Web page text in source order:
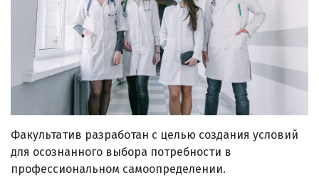
Факультатив разработан с целью создания условий
для осознанного выбора потребности в
профессиональном самоопределении.